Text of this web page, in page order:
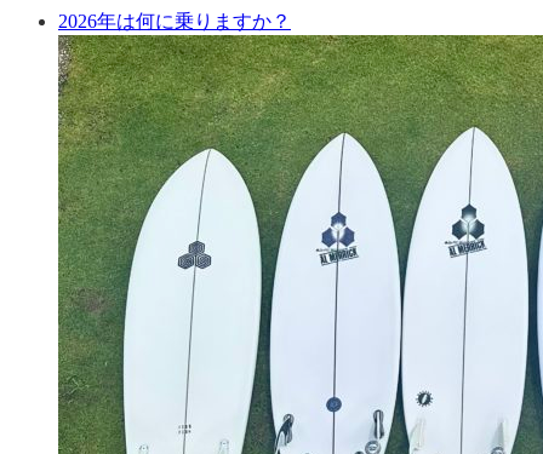
2026年は何に乗りますか？